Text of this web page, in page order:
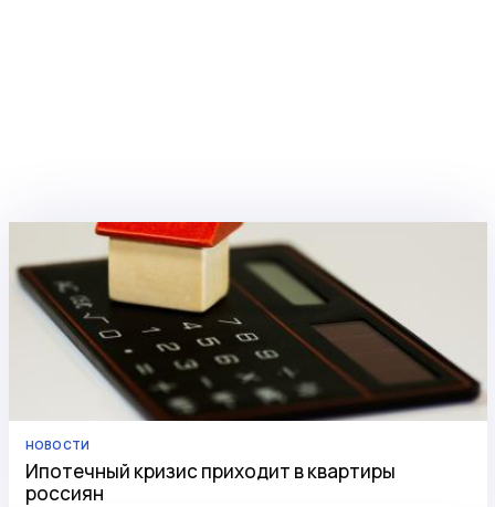
НОВОСТИ
Ипотечный кризис приходит в квартиры
россиян